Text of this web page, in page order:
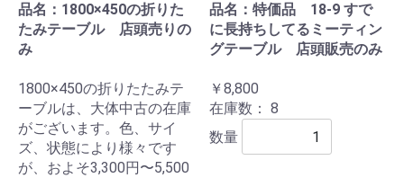
品名：1800×450の折りた
たみテーブル 店頭売りの
み
1800×450の折りたたみテ
ーブルは、大体中古の在庫
がございます。色、サイ
ズ、状態により様々です
が、およそ3,300円〜5,500
品名：特価品 18-9 すで
に長持ちしてるミーティン
グテーブル 店頭販売のみ
￥8,800
在庫数： 8
数量